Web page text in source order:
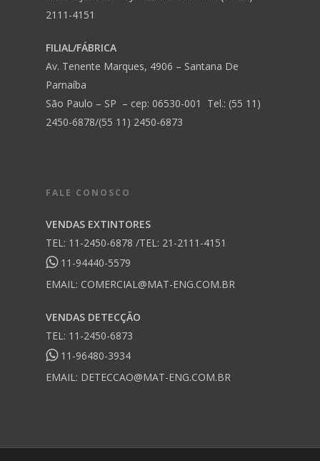
2111-4151
FILIAL/FÁBRICA
Av. Tenente Marques, 4906 – Santana De
Parnaíba
São Paulo – SP – cep: 06530-001 Tel.: (55 11)
2450-6878/(55 11) 2450-6873
FALE CONOSCO
VENDAS EXTINTORES
TEL: 11-2450-6878 /TEL: 21-2111-4151
11-94440-5579
EMAIL: COMERCIAL@MAT-ENG.COM.BR
VENDAS DETECÇÃO
TEL: 11-2450-6873
11-96480-3934
EMAIL: DETECCAO@MAT-ENG.COM.BR